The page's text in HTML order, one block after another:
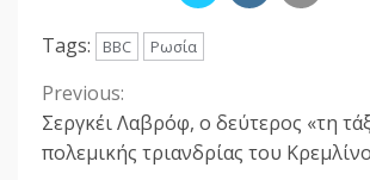
Tags: BBC Ρωσία
Continue
Reading
Previous:
Σεργκέι Λαβρόφ, ο δεύτερος «τη
πολεμικής τριανδρίας του